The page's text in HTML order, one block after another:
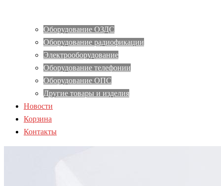
Оборудование ОЗДС
Оборудование радиофикации
Электрооборудование
Оборудование телефонии
Оборудование ОПС
Другие товары и изделия
Новости
Корзина
Контакты